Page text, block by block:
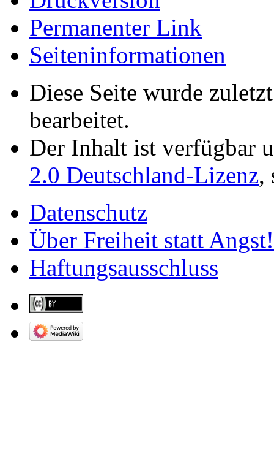
Permanenter Link
Seiten­­informationen
Diese Seite wurde
bearbeitet.
Der Inhalt ist verfügbar
2.0 Deutschland-Lizenz,
Datenschutz
Über Freiheit statt Angst!
Haftungsausschluss